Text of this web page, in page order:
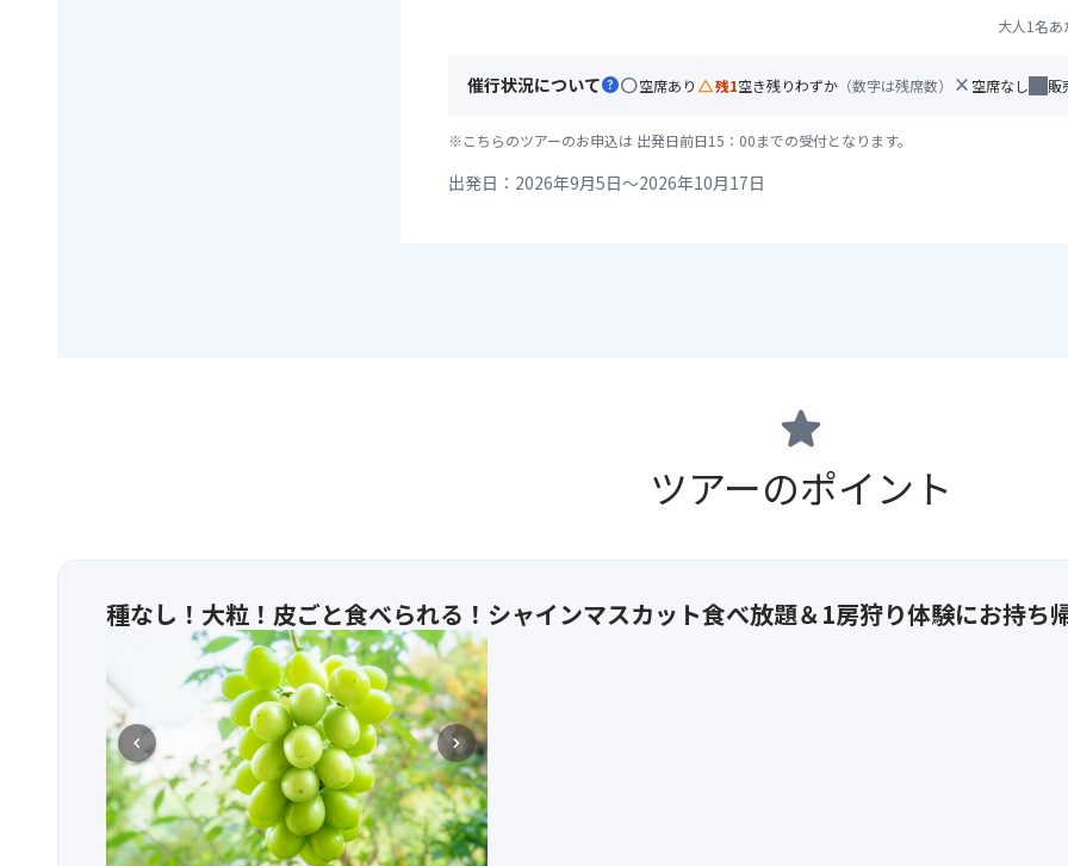
大人1名あ
催行状況についてhelpcircle空席あり change_history残1空き残りわずか （数字は残席数） close 空席なし 販
※こちらのツアーのお申込は 出発日前日15：00までの受付となります。
出発日：2026年9月5日～2026年10月17日
star
ツアーのポイント
種なし！大粒！皮ごと食べられる！シャインマスカット食べ放題＆1房狩り体験にお持ち
chevron_left chevron_right